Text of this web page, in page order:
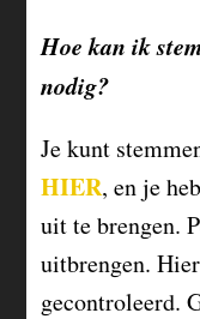
Hoe kan ik
nodig?
Je kunt
HIER, en je
uit te brengen.
uitbrengen.
gecontroleerd.